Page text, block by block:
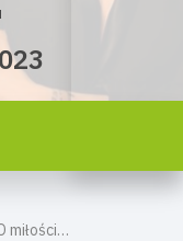
miłości…